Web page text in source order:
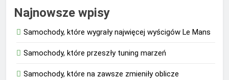
Najnowsze wpisy
Samochody, które wygrały najwięcej wyścigów Le Mans
Samochody, które przeszły tuning marzeń
Samochody, które na zawsze zmieniły oblicze